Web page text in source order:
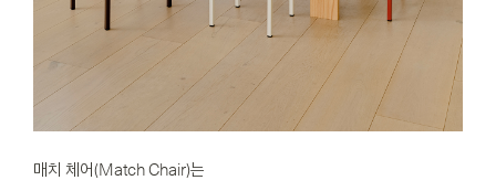
매치 체어(Match Chair)는